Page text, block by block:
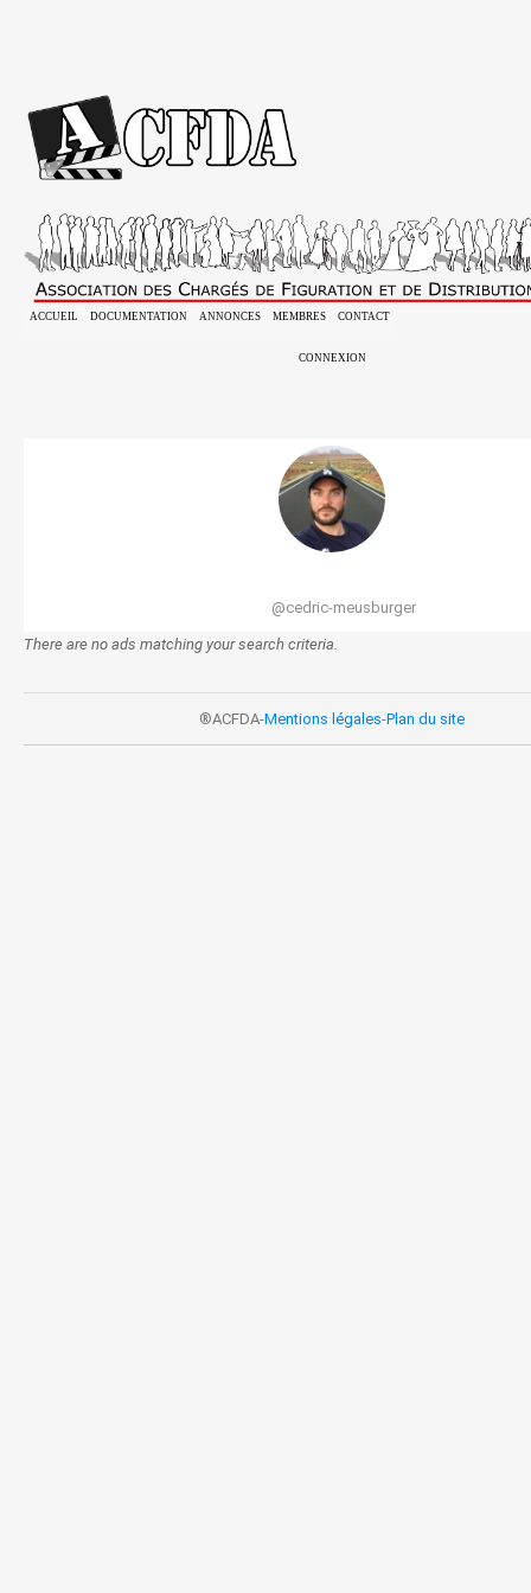
ACCUEIL DOCUMENTATION ANNONCES MEMBRES CONTACT
CONNEXION
@cedric-meusburger
There are no ads matching your search criteria.
®ACFDA-Mentions légales-Plan du site